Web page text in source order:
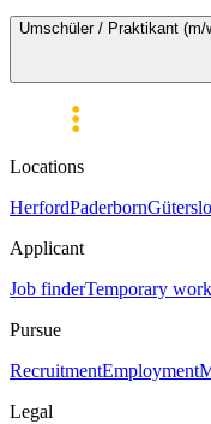
Umschüler / Praktikant
Locations
HerfordPaderborn
Applicant
Job finderTemporary work
Pursue
RecruitmentEmployment
Legal